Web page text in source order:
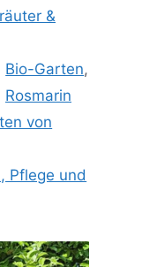
&
Bio-Garten,
Rosmarin
von
Pflege und